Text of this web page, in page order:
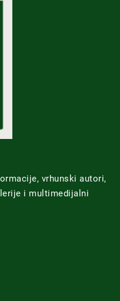
vrhunski autori,
i multimedijalni